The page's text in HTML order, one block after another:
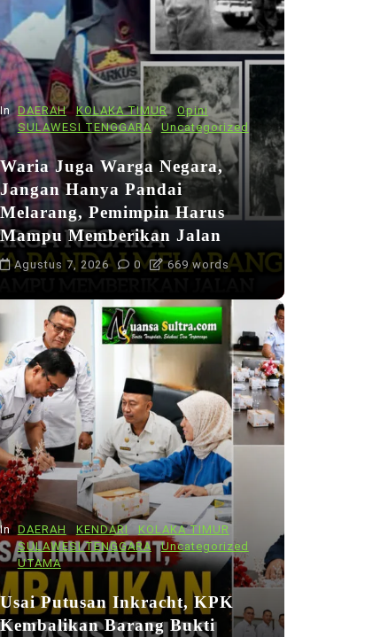
In DAERAH KOLAKA TIMUR
Opini
SULAWESI TENGGARA
Uncategorized
Waria Juga Warga Negara,
Jangan Hanya Pandai
Melarang, Pemimpin Harus
Mampu Memberikan Jalan
Agustus 7, 2026 0 669 words
In DAERAH KENDARI
KOLAKA TIMUR
SULAWESI TENGGARA
Uncategorized
UTAMA
Usai Putusan Inkracht, KPK
Kembalikan Barang Bukti